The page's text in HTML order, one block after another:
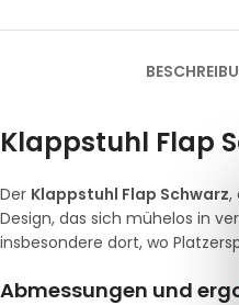
Klappstuhl Flap
Der Klappstuhl Flap Schwarz,
Design, das sich mühelos in
insbesondere dort, wo
Abmessungen und